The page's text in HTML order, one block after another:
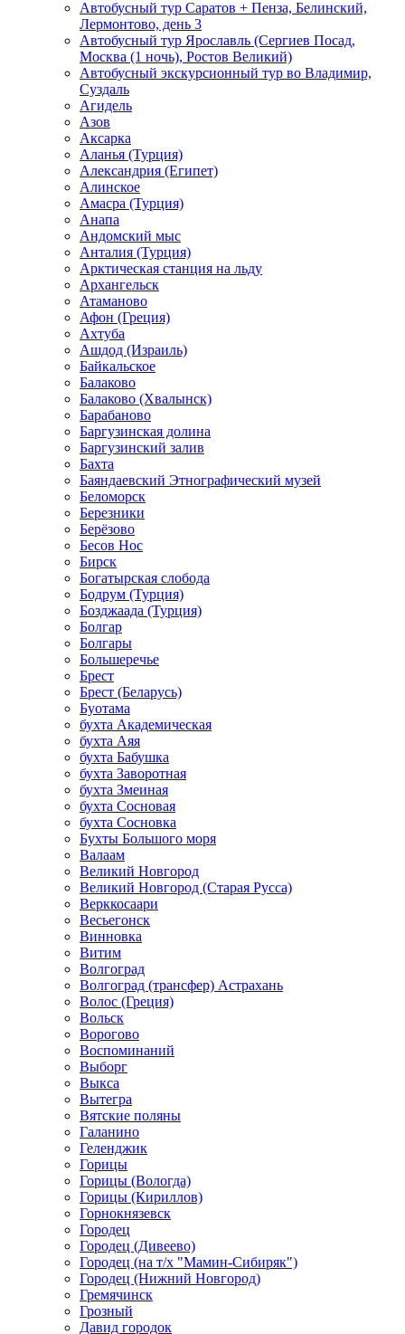
Автобусный тур Саратов + Пенза, Белинский,
Лермонтово, день 3
Автобусный тур Ярославль (Сергиев Посад,
Москва (1 ночь), Ростов Великий)
Автобусный экскурсионный тур во Владимир,
Суздаль
Агидель
Азов
Аксарка
Аланья (Турция)
Александрия (Египет)
Алинское
Амасра (Турция)
Анапа
Андомский мыс
Анталия (Турция)
Арктическая станция на льду
Архангельск
Атаманово
Афон (Греция)
Ахтуба
Ашдод (Израиль)
Байкальское
Балаково
Балаково (Хвалынск)
Барабаново
Баргузинская долина
Баргузинский залив
Бахта
Баяндаевский Этнографический музей
Беломорск
Березники
Берёзово
Бесов Нос
Бирск
Богатырская слобода
Бодрум (Турция)
Бозджаада (Турция)
Болгар
Болгары
Большеречье
Брест
Брест (Беларусь)
Буотама
бухта Академическая
бухта Аяя
бухта Бабушка
бухта Заворотная
бухта Змеиная
бухта Сосновая
бухта Сосновка
Бухты Большого моря
Валаам
Великий Новгород
Великий Новгород (Старая Русса)
Верккосаари
Весьегонск
Винновка
Витим
Волгоград
Волгоград (трансфер) Астрахань
Волос (Греция)
Вольск
Ворогово
Воспоминаний
Выборг
Выкса
Вытегра
Вятские поляны
Галанино
Геленджик
Горицы
Горицы (Вологда)
Горицы (Кириллов)
Горнокнязевск
Городец
Городец (Дивеево)
Городец (на т/х "Мамин-Сибиряк")
Городец (Нижний Новгород)
Гремячинск
Грозный
Давид городок